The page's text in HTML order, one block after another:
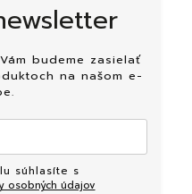
budeme zasielať
na našom e-
osobných údajov